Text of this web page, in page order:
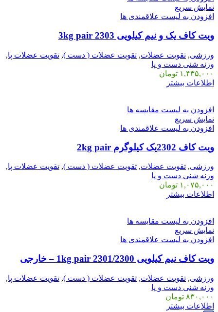
نمایش سریع
افزودن به لیست علاقمندی ها
ویت کاف یک و نیم کیلویی 2303 3kg pair
ورزشی, تقویت عضلات, تقویت عضلات ( دست ), تقویت عضلات پا,
وزنه شنی دست و پا
۱,۴۳۵,۰۰۰ تومان
اطلاعات بیشتر
افزودن به لیست مقایسه ها
نمایش سریع
افزودن به لیست علاقمندی ها
ویت کاف 2302یک کیلوگرم 2kg pair
ورزشی, تقویت عضلات, تقویت عضلات ( دست ), تقویت عضلات پا,
وزنه شنی دست و پا
۱,۰۷۵,۰۰۰ تومان
اطلاعات بیشتر
افزودن به لیست مقایسه ها
نمایش سریع
افزودن به لیست علاقمندی ها
ویت کاف نیم کیلویی 2301/2300 1kg pair – خارجی
ورزشی, تقویت عضلات, تقویت عضلات ( دست ), تقویت عضلات پا,
وزنه شنی دست و پا
۸۳۰,۰۰۰ تومان
اطلاعات بیشتر